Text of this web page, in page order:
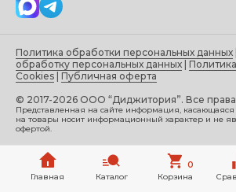
Политика обработки персональных данных
обработку персональных данных
Cookies Публичная оферта
© 2017-2026 ООО “Диджитория”. Все
Представленная на сайте информация, касающаяся
на товары носит информационный характер и не
офертой.
Главная Каталог
0
Корзина